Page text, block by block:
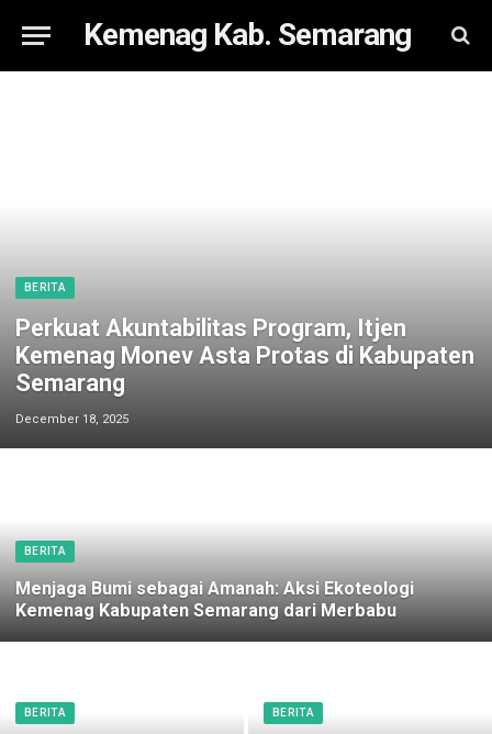
Kemenag Kab. Semarang
BERITA
Perkuat Akuntabilitas Program, Itjen
Kemenag Monev Asta Protas di Kabupaten
Semarang
December 18, 2025
BERITA
Menjaga Bumi sebagai Amanah: Aksi Ekoteologi
Kemenag Kabupaten Semarang dari Merbabu
BERITA BERITA